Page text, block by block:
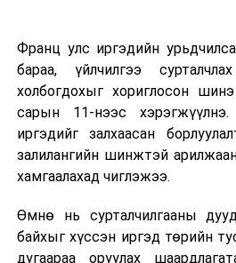
2026 оны 9 дүгээр
дотуур байранд оруулж
Сургууль, цэцэрлэгийн
зохицуулалт
2026 оны 8 дугаар
байранд элсэлт,
арга хэмжээ зохион
Франц улс иргэдийн
бараа, үйлчилгээ
холбогдохыг хориглосон
сарын 11-нээс
иргэдийг залхаасан
залилангийн шинжтэй
хамгаалахад чиглэжээ.
Өмнө нь сурталчилгааны
байхыг хүссэн иргэд төрийн
дугаараа оруулах